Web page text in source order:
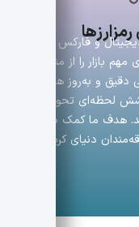
و فارکس است
بازار را از منابع
دقیق و به‌روز همراه
لحظه‌ای تحولات
هدف ما کمک به
دنیای کریپتو